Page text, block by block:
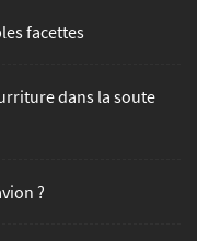
facettes
dans la soute
?